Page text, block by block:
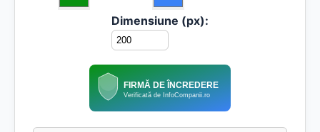
Dimensiune (px):
FIRMĂ DE ÎNCREDERE
Verificată de InfoCompanii.ro